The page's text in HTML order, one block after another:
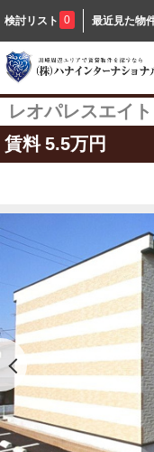
検討リスト 0 最近見た物
レオパレスエイ
賃料 5.5万円